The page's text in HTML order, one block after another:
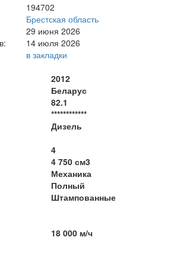
194702
Брестская область
29 июня 2026
14 июля 2026
в закладки
2012
Беларус
82.1
************
Дизель
4
4 750 см3
Механика
Полный
Штампованные
18 000 м/ч